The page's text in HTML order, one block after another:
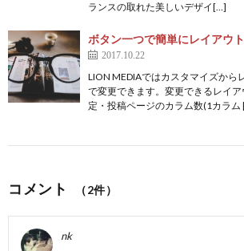
ランスの取れた美しいデザイ[…]
ボタン一つで簡単にレイアウ
2017.10.22
LION MEDIAではカスタマイズから
で変更できます。変更できるレイ
定・投稿ページのカラム数(1カラム
コメント （2件）
nk